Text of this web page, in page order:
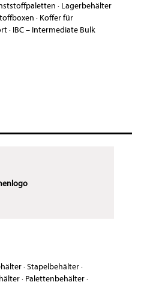
· Lagerbehälter
· Koffer für
· IBC – Intermediate Bulk
·Stapelbehälter·
· Palettenbehälter·